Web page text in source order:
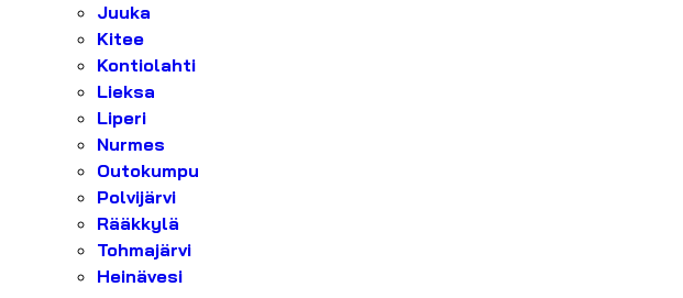
Juuka
Kitee
Kontiolahti
Lieksa
Liperi
Nurmes
Outokumpu
Polvijärvi
Rääkkylä
Tohmajärvi
Heinävesi